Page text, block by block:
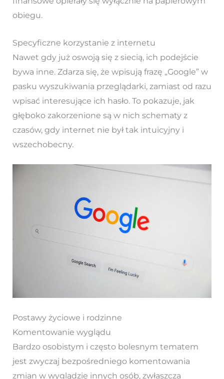
obiegu.
Specyficzne korzystanie z internetu
Nawet gdy już oswoją się z siecią, ich podejście
bywa inne. Zdarza się, że wpisują frazę „Google” w
pasku wyszukiwania przeglądarki, zamiast od razu
wpisać interesujące ich hasło. To pokazuje, jak
głęboko zakorzenione są w nich schematy z
czasów, gdy internet nie był tak intuicyjny i
wszechobecny.
Postawy życiowe i rodzinne
Komentowanie wyglądu
Bardzo osobistym i często bolesnym tematem
jest zwyczaj bezpośredniego komentowania
zmian w wyglądzie innych osób, zwłaszcza